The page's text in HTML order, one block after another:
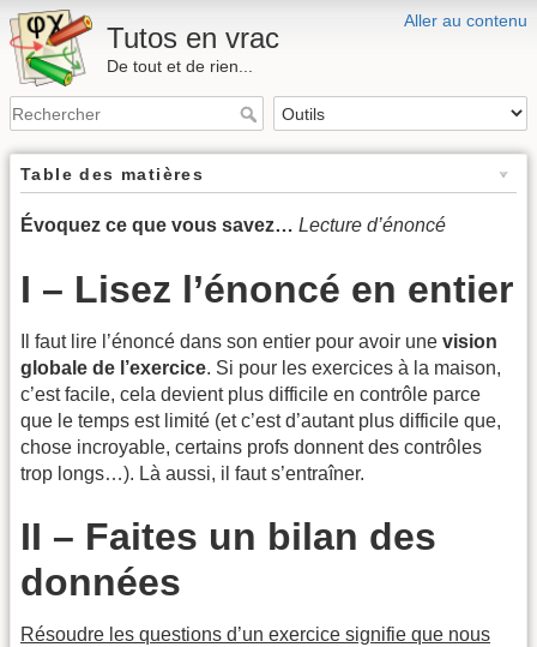
Aller au contenu
Tutos en vrac
De tout et de rien...
Table des matières
Évoquez ce que vous savez… Lecture d’énoncé
I – Lisez l’énoncé en entier
Il faut lire l’énoncé dans son entier pour avoir une vision
globale de l’exercice. Si pour les exercices à la maison,
c’est facile, cela devient plus difficile en contrôle parce
que le temps est limité (et c’est d’autant plus difficile que,
chose incroyable, certains profs donnent des contrôles
trop longs…). Là aussi, il faut s’entraîner.
II – Faites un bilan des
données
Résoudre les questions d’un exercice signifie que nous